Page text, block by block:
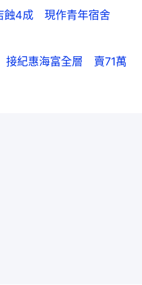
蝕4成 現作青年宿舍
紀惠海富全層 賣71萬